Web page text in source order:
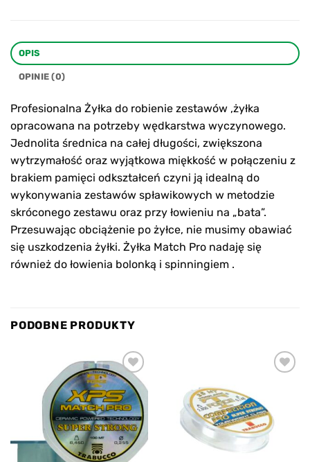
OPIS
OPINIE (0)
Profesionalna Żyłka do robienie zestawów ,żyłka
opracowana na potrzeby wędkarstwa wyczynowego.
Jednolita średnica na całej długości, zwiększona
wytrzymałość oraz wyjątkowa miękkość w połączeniu z
brakiem pamięci odkształceń czyni ją idealną do
wykonywania zestawów spławikowych w metodzie
skróconego zestawu oraz przy łowieniu na „bata”.
Przesuwając obciążenie po żyłce, nie musimy obawiać
się uszkodzenia żyłki. Żyłka Match Pro nadaję się
również do łowienia bolonką i spinningiem .
PODOBNE PRODUKTY
Add to
wishlist